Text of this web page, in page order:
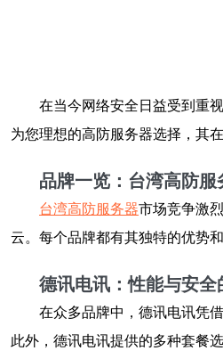
在当今网络安全日益受到重
为您理想的高防服务器选择，其
品牌一览：台湾高防服
台湾高防服务器市场竞争激
云。每个品牌都有其独特的优势
德讯电讯：性能与安全
在众多品牌中，德讯电讯凭
此外，德讯电讯提供的多种套餐